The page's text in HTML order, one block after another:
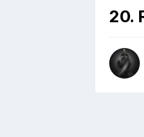
20.